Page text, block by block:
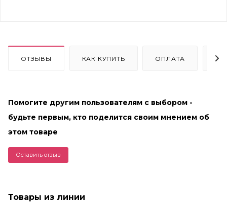
ОТЗЫВЫ КАК КУПИТЬ ОПЛАТА
Помогите другим пользователям с выбором -
будьте первым, кто поделится своим мнением об
этом товаре
Оставить отзыв
Товары из линии